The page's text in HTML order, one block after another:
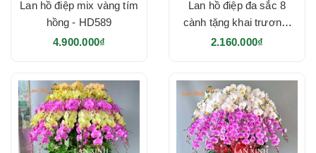
Lan hồ điệp mix vàng tím
hồng - HD589
4.900.000₫
Lan hồ điệp đa sắc 8
cành tặng khai trương-
HD573
2.160.000₫